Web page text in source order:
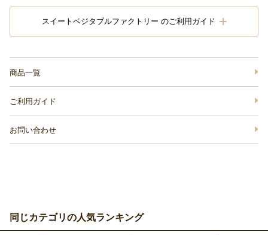
スイートベジタブルファクトリー のご利用ガイド
商品一覧
ご利用ガイド
お問い合わせ
同じカテゴリの人気ランキング